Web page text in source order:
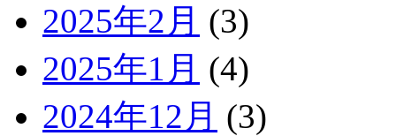
2025年2月 (3)
2025年1月 (4)
2024年12月 (3)